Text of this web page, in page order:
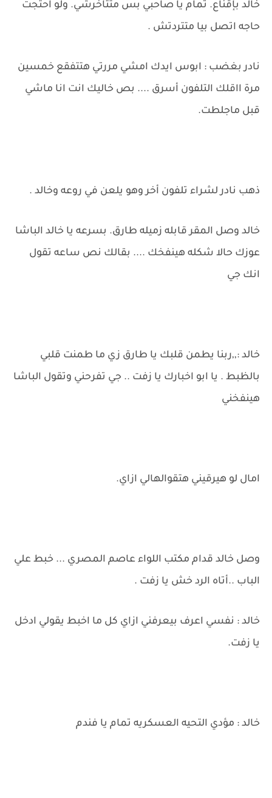
خالد بإقناع. تمام يا صاحبي بس متتاخرشي. ولو احتجت
حاجه اتصل بيا متتردتش .
نادر بغضب : ابوس ايدك امشي مررتي هتتفقع خمسين
مرة ااقلك التلفون أسرق .... بص خاليك انت انا ماشي
قبل ماجلطت.
ذهب نادر لشراء تلفون أخر وهو يلعن في روعه وخالد .
خالد وصل المقر قابله زميله طارق. بسرعه يا خالد الباشا
عوزك حالا شكله هينفخك .... بقالك نص ساعه تقول
انك جي
خالد :,,ربنا يطمن قلبك يا طارق زي ما طمنت قلبي
بالظبط . يا ابو اخبارك يا زفت .. جي تفرحني وتقول الباشا
هينفخني
امال لو هيرقيني هتقوالهالي ازاي.
وصل خالد قدام مكتب اللواء عاصم المصري ... خبط علي
الباب ..أتاه الرد خش يا زفت .
خالد : نفسي اعرف بيعرفني ازاي كل ما اخبط يقولي ادخل
يا زفت.
خالد : مؤدي التحيه العسكريه تمام يا فندم